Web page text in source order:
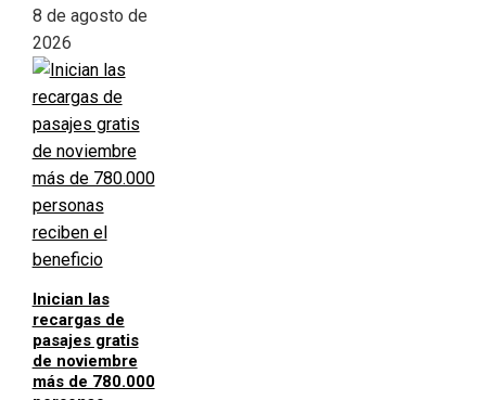
8 de agosto de
2026
Inician las
recargas de
pasajes gratis
de noviembre
más de 780.000